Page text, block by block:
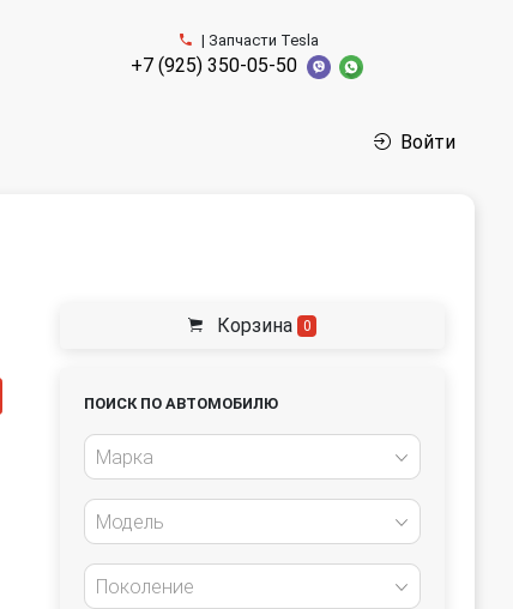
| Запчасти Tesla
+7 (925) 350-05-50
Войти
Корзина 0
ПОИСК ПО АВТОМОБИЛЮ
Марка
Модель
Поколение